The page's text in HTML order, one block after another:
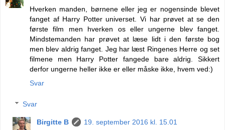
Hverken manden, børnene eller jeg er nogensinde blevet
fanget af Harry Potter universet. Vi har prøvet at se den
første film men hverken os eller ungerne blev fanget.
Mindstemanden har prøvet at læse lidt i den første bog
men blev aldrig fanget. Jeg har læst Ringenes Herre og set
filmene men Harry Potter fangede bare aldrig. Sikkert
derfor ungerne heller ikke er eller måske ikke, hvem ved:)
Svar
Svar
Birgitte B
19. september 2016 kl. 15.01